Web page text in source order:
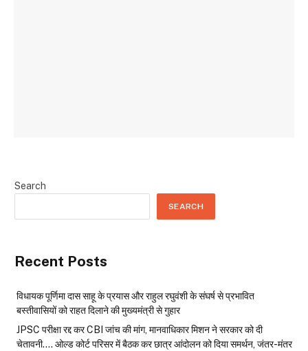
Search
SEARCH
Recent Posts
विधायक पूर्णिमा दास साहू के प्रयास और राहुल रघुवंशी के संघर्ष से प्रभावित
बस्तीवासियों को राहत दिलाने की मुख्यमंत्री से गुहार
JPSC परीक्षा रद्द कर CBI जांच की मांग, मानवाधिकार मिशन ने सरकार को दी
चेतावनी…. ओल्ड कोर्ट परिसर में बैठक कर छात्र आंदोलन को दिया समर्थन, जंतर-मंतर